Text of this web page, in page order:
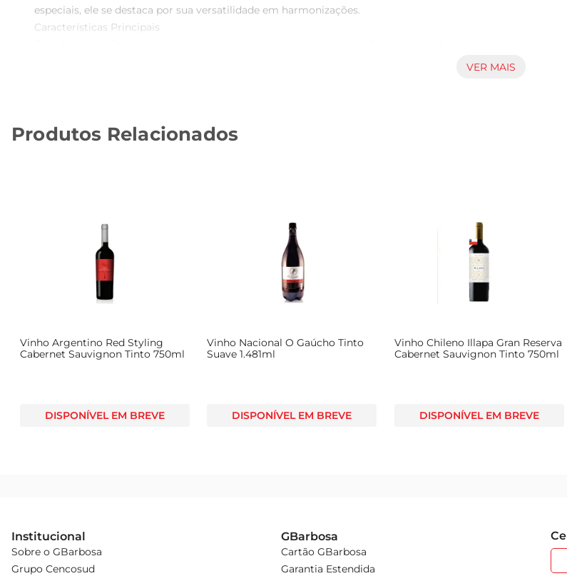
especiais, ele se destaca por sua versatilidade em harmonizações.
Características Principais
complementadas por sutis toques de especiarias e um leve fundo de carvalho, resultado de seu
robustos. Também combina bem com queijos curados, proporcionando uma experiência gastronômica
VER MAIS
Produtos Relacionados
Vinho Argentino Red Styling
Cabernet Sauvignon Tinto 750ml
DISPONÍVEL EM BREVE
Vinho Nacional O Gaúcho Tinto
Suave 1.481ml
DISPONÍVEL EM BREVE
Vinho Chileno Illapa Gran Reserva
Cabernet Sauvignon Tinto 750ml
DISPONÍVEL EM BREVE
Institucional
Sobre o GBarbosa
Grupo Cencosud
GBarbosa
Cartão GBarbosa
Garantia Estendida